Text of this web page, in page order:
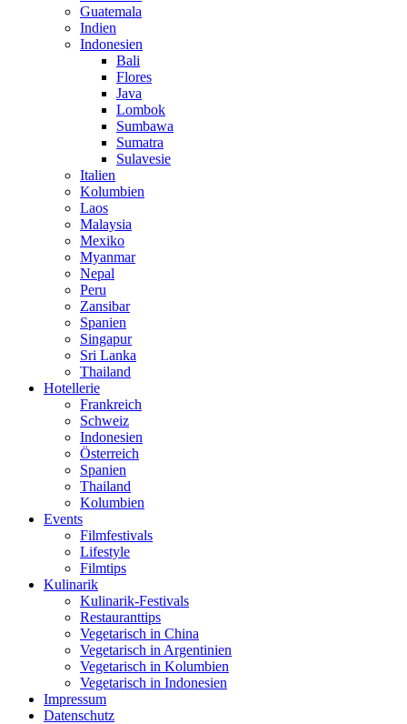
Guatemala
Indien
Indonesien
Bali
Flores
Java
Lombok
Sumbawa
Sumatra
Sulavesie
Italien
Kolumbien
Laos
Malaysia
Mexiko
Myanmar
Nepal
Peru
Zansibar
Spanien
Singapur
Sri Lanka
Thailand
Hotellerie
Frankreich
Schweiz
Indonesien
Österreich
Spanien
Thailand
Kolumbien
Events
Filmfestivals
Lifestyle
Filmtips
Kulinarik
Kulinarik-Festivals
Restauranttips
Vegetarisch in China
Vegetarisch in Argentinien
Vegetarisch in Kolumbien
Vegetarisch in Indonesien
Impressum
Datenschutz